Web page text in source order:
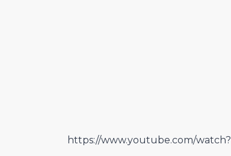
https://www.youtube.com/